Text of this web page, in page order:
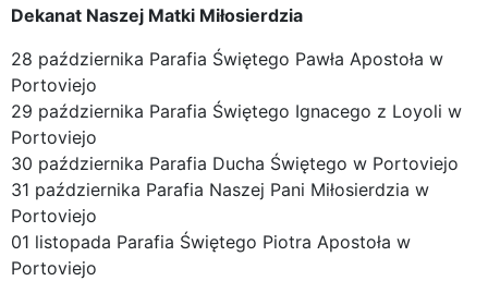
Dekanat Naszej Matki Miłosierdzia
28 października Parafia Świętego Pawła Apostoła w
Portoviejo
29 października Parafia Świętego Ignacego z Loyoli w
Portoviejo
30 października Parafia Ducha Świętego w Portoviejo
31 października Parafia Naszej Pani Miłosierdzia w
Portoviejo
01 listopada Parafia Świętego Piotra Apostoła w
Portoviejo